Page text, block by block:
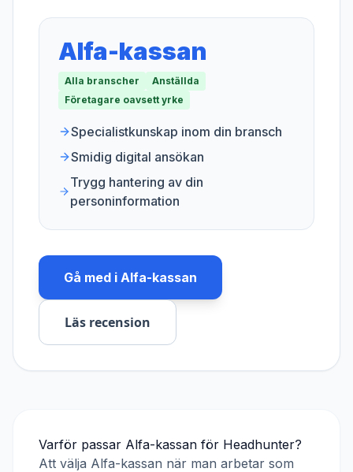
Alfa-kassan
Alla branscher
Anställda
Företagare oavsett yrke
Specialistkunskap inom din bransch
Smidig digital ansökan
Trygg hantering av din
personinformation
Gå med i Alfa-kassan
Läs recension
Varför passar Alfa-kassan för Headhunter?
Att välja Alfa-kassan när man arbetar som